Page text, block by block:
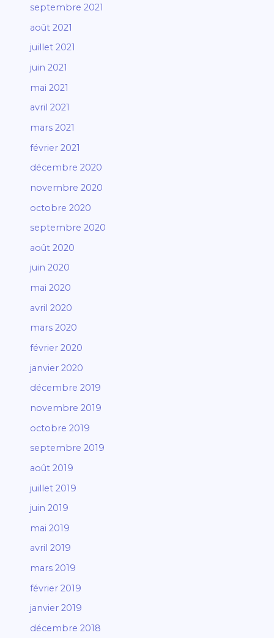
septembre 2021
août 2021
juillet 2021
juin 2021
mai 2021
avril 2021
mars 2021
février 2021
décembre 2020
novembre 2020
octobre 2020
septembre 2020
août 2020
juin 2020
mai 2020
avril 2020
mars 2020
février 2020
janvier 2020
décembre 2019
novembre 2019
octobre 2019
septembre 2019
août 2019
juillet 2019
juin 2019
mai 2019
avril 2019
mars 2019
février 2019
janvier 2019
décembre 2018